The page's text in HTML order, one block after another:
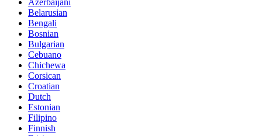
Azerbaijani
Belarusian
Bengali
Bosnian
Bulgarian
Cebuano
Chichewa
Corsican
Croatian
Dutch
Estonian
Filipino
Finnish